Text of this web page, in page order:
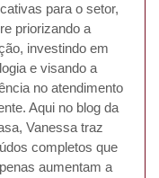
para o setor,
priorizando a
investindo em
e visando a
no atendimento
Aqui no blog da
Vanessa traz
completos que
aumentam a